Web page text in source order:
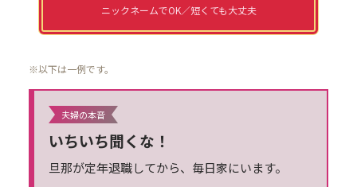
ニックネームでOK／短くても大丈夫
※以下は一例です。
夫婦の本音
いちいち聞くな！
旦那が定年退職してから、毎日家にいます。